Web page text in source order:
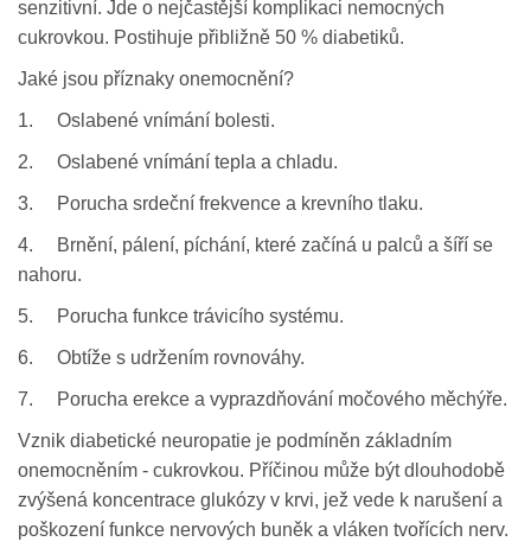
senzitivní. Jde o nejčastější komplikaci nemocných
cukrovkou. Postihuje přibližně 50 % diabetiků.
Jaké jsou příznaky onemocnění?
1. Oslabené vnímání bolesti.
2. Oslabené vnímání tepla a chladu.
3. Porucha srdeční frekvence a krevního tlaku.
4. Brnění, pálení, píchání, které začíná u palců a šíří se
nahoru.
5. Porucha funkce trávicího systému.
6. Obtíže s udržením rovnováhy.
7. Porucha erekce a vyprazdňování močového měchýře.
Vznik diabetické neuropatie je podmíněn základním
onemocněním - cukrovkou. Příčinou může být dlouhodobě
zvýšená koncentrace glukózy v krvi, jež vede k narušení a
poškození funkce nervových buněk a vláken tvořících nerv.